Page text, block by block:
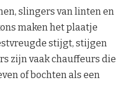
slingers van linten en
maken het plaatje
stijgt, stijgen
zijn vaak chauffeurs die
of bochten als een